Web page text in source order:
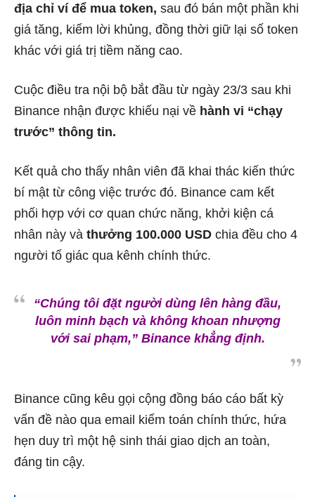
địa chỉ ví để mua token, sau đó bán một phần khi
giá tăng, kiếm lời khủng, đồng thời giữ lại số token
khác với giá trị tiềm năng cao.
Cuộc điều tra nội bộ bắt đầu từ ngày 23/3 sau khi
Binance nhận được khiếu nại về hành vi “chạy
trước” thông tin.
Kết quả cho thấy nhân viên đã khai thác kiến thức
bí mật từ công việc trước đó. Binance cam kết
phối hợp với cơ quan chức năng, khởi kiện cá
nhân này và thưởng 100.000 USD chia đều cho 4
người tố giác qua kênh chính thức.
“Chúng tôi đặt người dùng lên hàng đầu,
luôn minh bạch và không khoan nhượng
với sai phạm,” Binance khẳng định.
Binance cũng kêu gọi cộng đồng báo cáo bất kỳ
vấn đề nào qua email kiểm toán chính thức, hứa
hẹn duy trì một hệ sinh thái giao dịch an toàn,
đáng tin cậy.